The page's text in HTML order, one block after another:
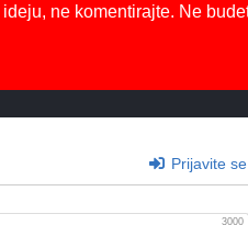
ne komentirajte. Ne
Prijavite se
3000